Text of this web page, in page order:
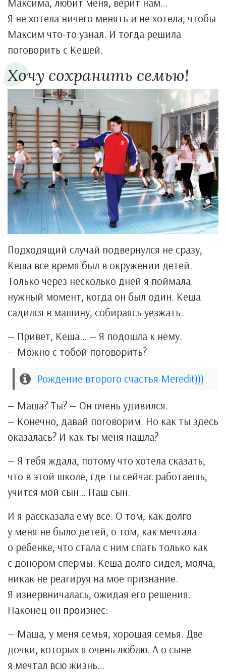
Максима, любит меня, верит нам…
Я не хотела ничего менять и не хотела, чтобы
Максим что-то узнал. И тогда решила
поговорить с Кешей.
Хочу сохранить семью!
Подходящий случай подвернулся не сразу,
Кеша все время был в окружении детей.
Только через несколько дней я поймала
нужный момент, когда он был один. Кеша
садился в машину, собираясь уезжать.
— Привет, Кеша… — Я подошла к нему.
— Можно с тобой поговорить?
Рождение второго счастья Meredit)))
— Маша? Ты? — Он очень удивился.
— Конечно, давай поговорим. Но как ты здесь
оказалась? И как ты меня нашла?
— Я тебя ждала, потому что хотела сказать,
что в этой школе, где ты сейчас работаешь,
учится мой сын… Наш сын.
И я рассказала ему все. О том, как долго
у меня не было детей, о том, как мечтала
о ребенке, что стала с ним спать только как
с донором спермы. Кеша долго сидел, молча,
никак не реагируя на мое признание.
Я изнервничалась, ожидая его решения.
Наконец он произнес:
— Маша, у меня семья, хорошая семья. Две
дочки, которых я очень люблю. А о сыне
я мечтал всю жизнь…